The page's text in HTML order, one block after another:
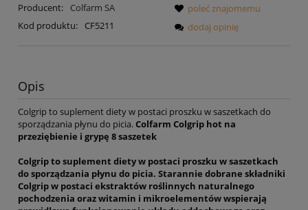
Producent:
Colfarm SA
Kod produktu:
CF5211
poleć znajomemu
dodaj opinię
Opis
Colgrip to suplement diety w postaci proszku w saszetkach do
sporządzania płynu do picia.Colfarm Colgrip hot na
przeziębienie i grypę 8 saszetek
Colgrip to suplement diety w postaci proszku w saszetkach
do sporządzania płynu do picia. Starannie dobrane składniki
Colgrip w postaci ekstraktów roślinnych naturalnego
pochodzenia oraz witamin i mikroelementów wspierają